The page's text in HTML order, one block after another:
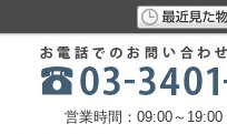
営業時間：09:00～19:00